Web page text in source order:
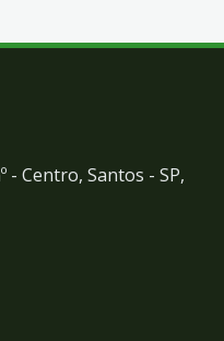
- Centro, Santos - SP,